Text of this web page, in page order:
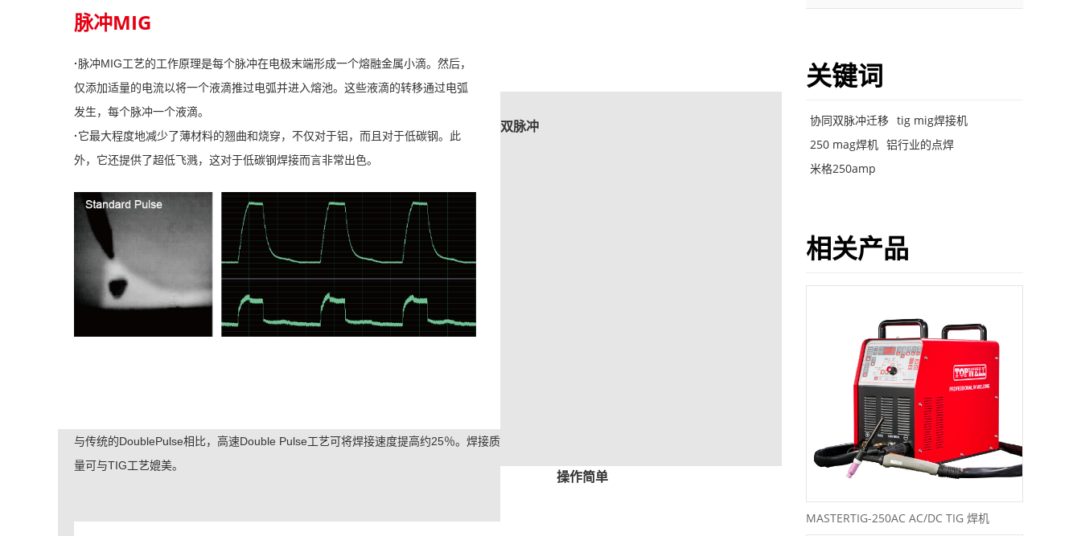
脉冲MIG
·脉冲MIG工艺的工作原理是每个脉冲在电极末端形成一个熔融金属小滴。然后，
仅添加适量的电流以将一个液滴推过电弧并进入熔池。这些液滴的转移通过电弧
发生，每个脉冲一个液滴。
·它最大程度地减少了薄材料的翘曲和烧穿，不仅对于铝，而且对于低碳钢。此
外，它还提供了超低飞溅，这对于低碳钢焊接而言非常出色。
双脉冲
与传统的DoublePulse相比，高速Double Pulse工艺可将焊接速度提高约25％。焊接质
量可与TIG工艺媲美。
操作简单
关键词
协同双脉冲迁移 tig mig焊接机
250 mag焊机 铝行业的点焊
米格250amp
相关产品
MASTERTIG-250AC AC/DC TIG 焊机